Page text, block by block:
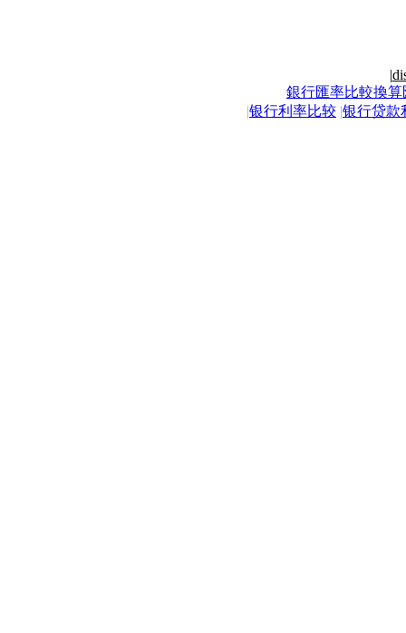
|
銀行匯率比較換算
|银行利率比较 |银行贷款